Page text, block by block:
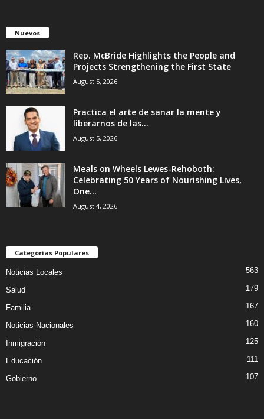
Nuevos
Rep. McBride Highlights the People and
Projects Strengthening the First State
August 5, 2026
Practica el arte de sanar la mente y
liberarnos de las...
August 5, 2026
Meals on Wheels Lewes-Rehoboth:
Celebrating 50 Years of Nourishing Lives,
One...
August 4, 2026
Categorías Populares
Noticias Locales 563
Salud 179
Familia 167
Noticias Nacionales 160
Inmigración 125
Educación 111
Gobierno 107